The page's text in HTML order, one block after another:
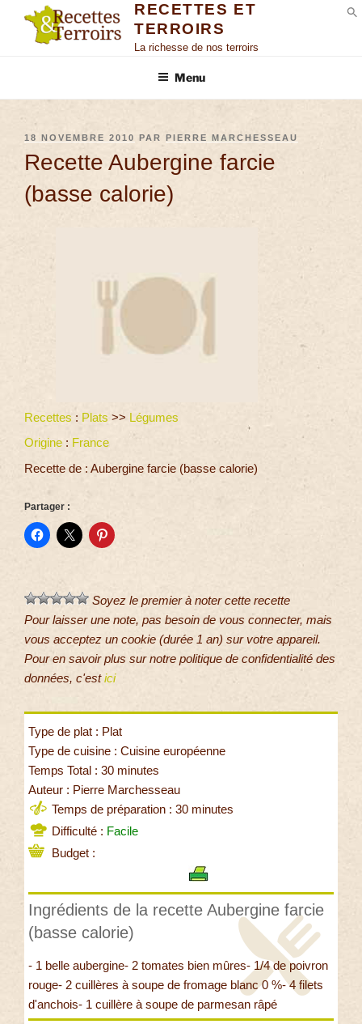
RECETTES ET
TERROIRS
La richesse de nos terroirs
Menu
18 NOVEMBRE 2010 PAR PIERRE MARCHESSEAU
Recette Aubergine farcie
(basse calorie)
Recettes : Plats >> Légumes
Origine : France
Recette de : Aubergine farcie (basse calorie)
Partager :
Soyez le premier à noter cette recette
Pour laisser une note, pas besoin de vous connecter, mais
vous acceptez un cookie (durée 1 an) sur votre appareil.
Pour en savoir plus sur notre politique de confidentialité des
données, c'estici
Type de plat : Plat
Type de cuisine : Cuisine européenne
Temps Total : 30 minutes
Auteur : Pierre Marchesseau
Temps de préparation : 30 minutes
Difficulté : Facile
Budget :
Ingrédients de la recette Aubergine farcie
(basse calorie)
- 1 belle aubergine- 2 tomates bien mûres- 1/4 de poivron
rouge- 2 cuillères à soupe de fromage blanc 0 %- 4 filets
d'anchois- 1 cuillère à soupe de parmesan râpé